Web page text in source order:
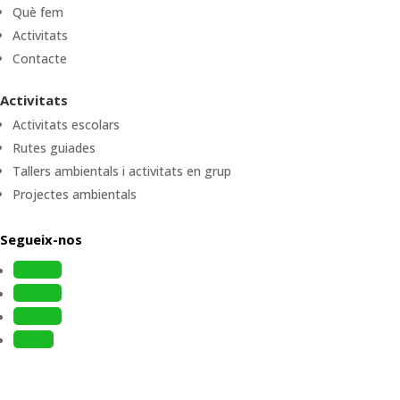
Què fem
Activitats
Contacte
Activitats
Activitats escolars
Rutes guiades
Tallers ambientals i activitats en grup
Projectes ambientals
Segueix-nos
Follow
Follow
Follow
Follow